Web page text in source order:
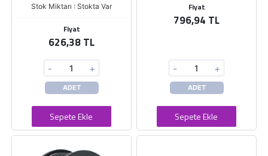
Stok Miktarı : Stokta Var
Fiyat
626,38 TL
- +
ADET
Sepete Ekle
Fiyat
796,94 TL
- +
ADET
Sepete Ekle